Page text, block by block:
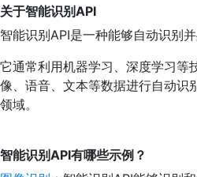
关于智能识别API
智能识别API是一种能够自动识别
它通常利用机器学习、深度学习等
像、语音、文本等数据进行自动识
领域。
智能识别API有哪些示例？